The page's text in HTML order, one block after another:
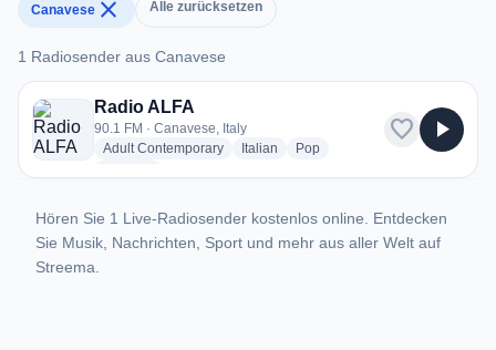
Canavese close Alle zurücksetzen
1 Radiosender aus Canavese
1 Radiosender aus Canavese
Radio ALFA
90.1 FM · Canavese, Italy
Adult Contemporaryradio stations
Italian radio stations
Popradio stations
favorite play_arrow
Hören Sie 1 Live-Radiosender kostenlos online. Entdecken
Sie Musik, Nachrichten, Sport und mehr aus aller Welt auf
Streema.